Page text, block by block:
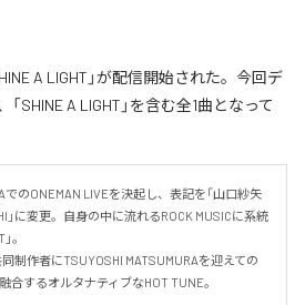
A LIGHT」が配信開始された。今回デ
SHINE A LIGHT」を含む全1曲となって
のONEMAN LIVEを決起し、表記を「山口紗矢
」に変更。自身の中に流れるROCK MUSICに系統
。
制作者にTSUYOSHI MATSUMURAを迎えての
合するオルタナティブなHOT TUNE。